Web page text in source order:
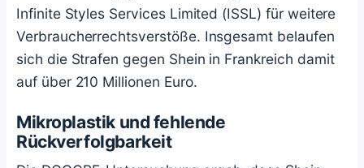
Infinite Styles Services Limited (ISSL) für weitere
Verbraucherrechtsverstöße. Insgesamt belaufen
sich die Strafen gegen Shein in Frankreich damit
auf über 210 Millionen Euro.
Mikroplastik und fehlende
Rückverfolgbarkeit